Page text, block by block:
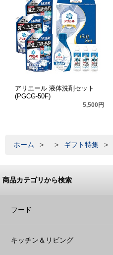
アリエール 液体洗剤セット
(PGCG-50F)
5,500円
ホーム > > ギフト特集 >
商品カテゴリから検索
フード
キッチン＆リビング